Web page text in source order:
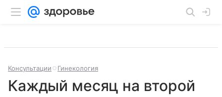
Консультации Гинекология
Каждый месяц на второй